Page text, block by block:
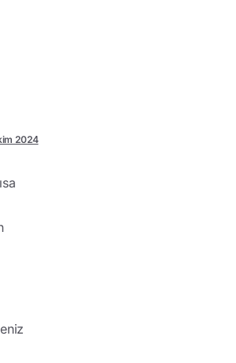
2024